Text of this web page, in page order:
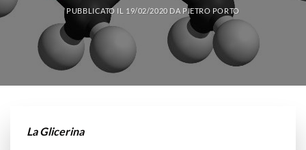
PUBBLICATO IL 19/02/2020 DA PIETRO PORTO
La Glicerina